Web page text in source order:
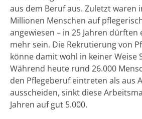
aus dem Beruf aus. Zuletzt waren
Millionen Menschen auf
angewiesen – in 25 Jahren dürften
mehr sein. Die Rekrutierung von
könne damit wohl in keiner Weise
Während heute rund 26.000
den Pflegeberuf eintreten als aus
ausscheiden, sinkt diese
Jahren auf gut 5.000.